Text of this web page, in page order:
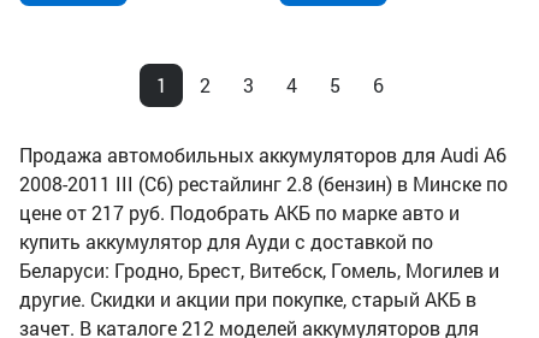
1 2 3 4 5 6
Продажа автомобильных аккумуляторов для Audi A6
2008-2011 III (C6) рестайлинг 2.8 (бензин) в Минске по
цене от 217 руб. Подобрать АКБ по марке авто и
купить аккумулятор для Ауди с доставкой по
Беларуси: Гродно, Брест, Витебск, Гомель, Могилев и
другие. Скидки и акции при покупке, старый АКБ в
зачет. В каталоге 212 моделей аккумуляторов для